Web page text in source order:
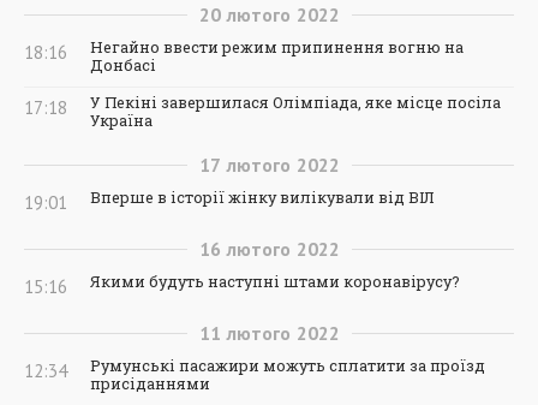
20 лютого 2022
18:16
Негайно ввести режим припинення вогню на
Донбасі
17:18
У Пекіні завершилася Олімпіада, яке місце посіла
Україна
17 лютого 2022
19:01 Вперше в історії жінку вилікували від ВІЛ
16 лютого 2022
15:16 Якими будуть наступні штами коронавірусу?
11 лютого 2022
12:34
Румунські пасажири можуть сплатити за проїзд
присіданнями